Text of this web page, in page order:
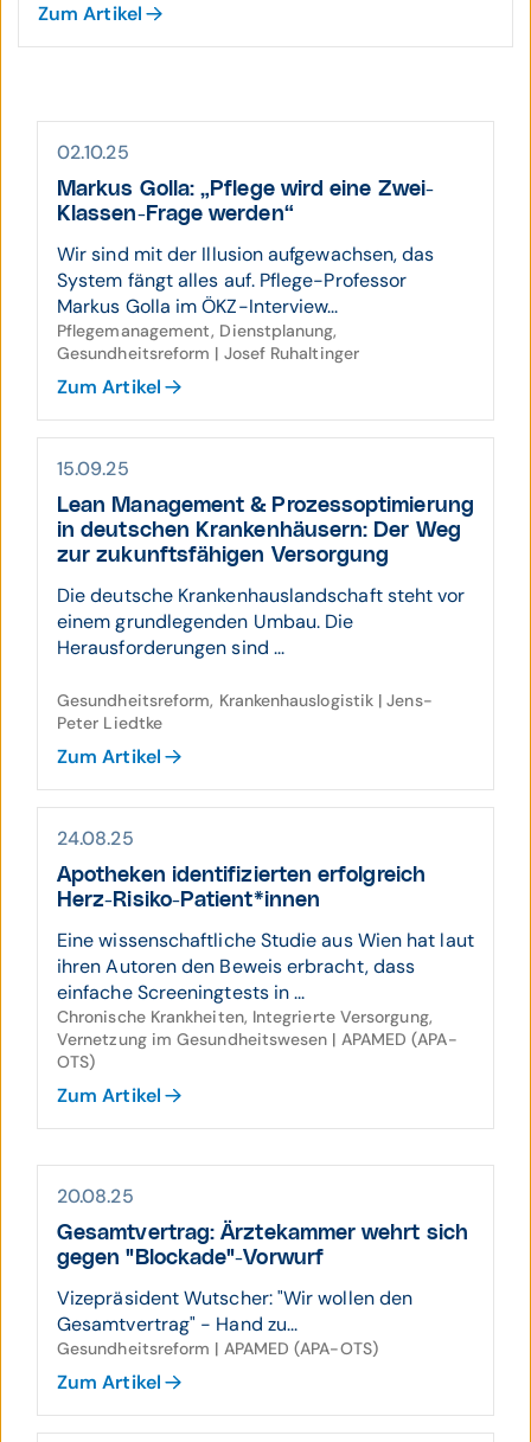
Zum Artikel
02.10.25
Markus Golla: „Pflege wird eine Zwei-
Klassen-Frage werden“
Wir sind mit der Illusion aufgewachsen, das
System fängt alles auf. Pflege-Professor
Markus Golla im ÖKZ-Interview...
Pflegemanagement, Dienstplanung,
Gesundheitsreform | Josef Ruhaltinger
Zum Artikel
15.09.25
Lean Manage­ment & Prozess­opti­mierung
in deutschen Kranken­häusern: Der Weg
zur zukunfts­fähigen Ver­sorgung
Die deutsche Krankenhauslandschaft steht vor
einem grundlegenden Umbau. Die
Herausforderungen sind ...
Gesundheitsreform, Krankenhauslogistik | Jens-
Peter Liedtke
Zum Artikel
24.08.25
Apotheken identi­fizierten erfolg­reich
Herz-Risiko-Patient*innen
Eine wissenschaftliche Studie aus Wien hat laut
ihren Autoren den Beweis erbracht, dass
einfache Screeningtests in ...
Chronische Krankheiten, Integrierte Versorgung,
Vernetzung im Gesundheitswesen | APAMED (APA-
OTS)
Zum Artikel
20.08.25
Gesamt­vertrag: Ärzte­kammer wehrt sich
gegen "Blockade"-Vorwurf
Vizepräsident Wutscher: "Wir wollen den
Gesamtvertrag" - Hand zu...
Gesundheitsreform | APAMED (APA-OTS)
Zum Artikel